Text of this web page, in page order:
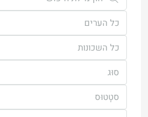
כל הערים
כל השכונות
סוּג
סטָטוּס